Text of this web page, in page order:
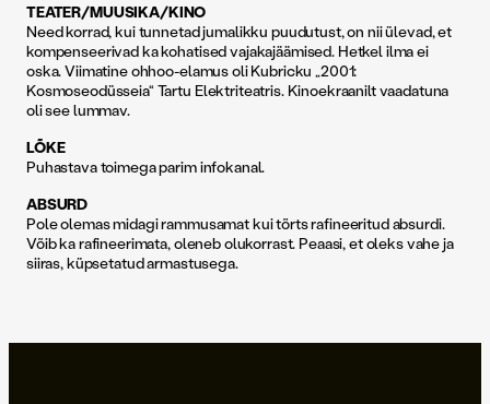
TEATER/MUUSIKA/KINO
Need korrad, kui tunnetad jumalikku puudutust, on nii ülevad, et
kompenseerivad ka kohatised vajakajäämised. Hetkel ilma ei
oska. Viimatine ohhoo-elamus oli Kubricku „2001:
Kosmoseodüsseia“ Tartu Elektriteatris. Kinoekraanilt vaadatuna
oli see lummav.
LÕKE
Puhastava toimega parim infokanal.
ABSURD
Pole olemas midagi rammusamat kui törts rafineeritud absurdi.
Võib ka rafineerimata, oleneb olukorrast. Peaasi, et oleks vahe ja
siiras, küpsetatud armastusega.